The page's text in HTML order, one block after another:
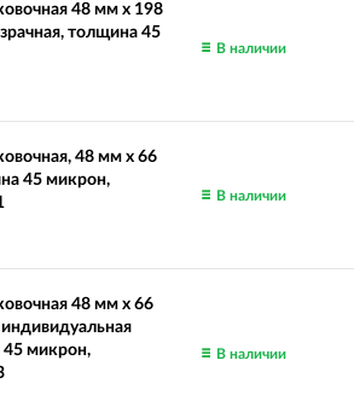
48 мм х 198
толщина 45
В наличии
48 мм х 66
45 микрон,
В наличии
48 мм х 66
45 микрон,
В наличии